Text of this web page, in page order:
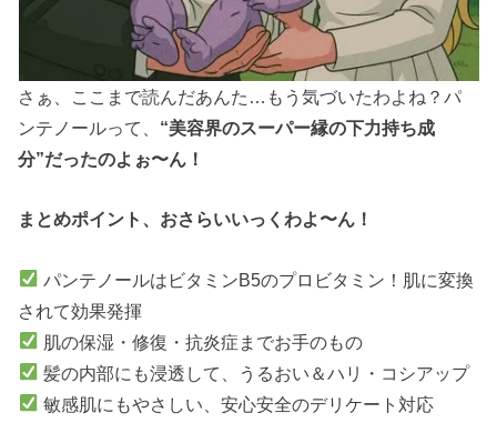
さぁ、ここまで読んだあんた…もう気づいたわよね？パ
ンテノールって、 “美容界のスーパー縁の下力持ち成
分”だったのよぉ〜ん！
まとめポイント、おさらいいっくわよ〜ん！
パンテノールはビタミンB5のプロビタミン！肌に変換
されて効果発揮
肌の保湿・修復・抗炎症までお手のもの
髪の内部にも浸透して、うるおい＆ハリ・コシアップ
敏感肌にもやさしい、安心安全のデリケート対応